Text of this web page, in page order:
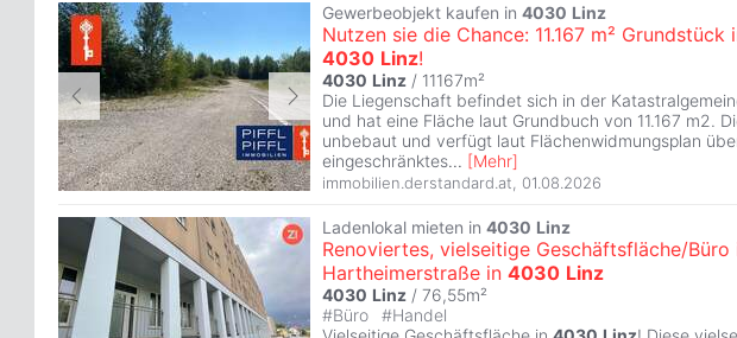
Gewerbeobjekt kaufen in 4030 Linz
Nutzen sie die Chance: 11.167 m² Grundstück
4030 Linz!
4030 Linz / 11167m²
Die Liegenschaft befindet sich in der
und hat eine Fläche laut Grundbuch von 11.167 m2.
unbebaut und verfügt laut Flächenwidmungsplan
eingeschränktes... [Mehr]
immobilien.derstandard.at 01.08.2026
Ladenlokal mieten in 4030 Linz
Renoviertes, vielseitige Geschäftsfläche/Büro
Hartheimerstraße in 4030 Linz
4030 Linz / 76,55m²
#Büro #Handel